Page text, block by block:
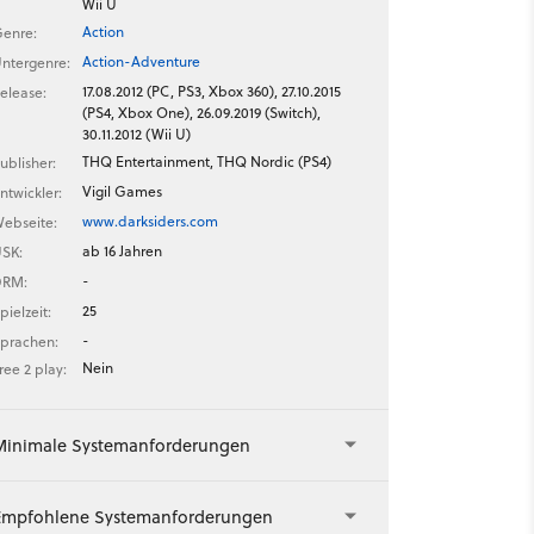
Wii U
Action
Action-Adventure
17.08.2012 (PC, PS3, Xbox 360), 27.10.2015
(PS4, Xbox One), 26.09.2019 (Switch),
30.11.2012 (Wii U)
THQ Entertainment, THQ Nordic (PS4)
Vigil Games
www.darksiders.com
ab 16 Jahren
-
25
-
2 play:
Nein
Systemanforderungen
Systemanforderungen